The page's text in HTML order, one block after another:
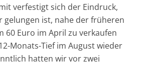
verfestigt sich der Eindruck,
gelungen ist, nahe der früheren
60 Euro im April zu verkaufen
Monats-Tief im August wieder
hatten wir vor zwei